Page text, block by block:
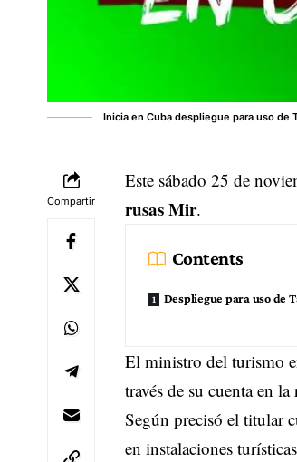
Inicia en Cuba despliegue para uso de
Compartir
Este sábado 25 de
rusas Mir.
Contents
Despliegue para uso de
El ministro del turismo
través de su cuenta en
Según precisó el titular
en instalaciones